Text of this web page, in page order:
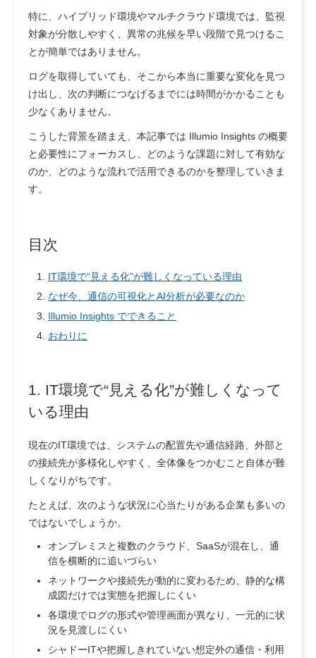
特に、ハイブリッド環境やマルチクラウド環境では、監視
対象が分散しやすく、異常の兆候を早い段階で見つけるこ
とが簡単ではありません。
ログを取得していても、そこから本当に重要な変化を見つ
け出し、次の判断につなげるまでには時間がかかることも
少なくありません。
こうした背景を踏まえ、本記事では Illumio Insights の概要
と必要性にフォーカスし、どのような課題に対して有効な
のか、どのような流れで活用できるのかを整理していきま
す。
目次
IT環境で“見える化”が難しくなっている理由
なぜ今、通信の可視化とAI分析が必要なのか
Illumio Insights でできること
おわりに
1. IT環境で“見える化”が難しくなって
いる理由
現在のIT環境では、システムの配置先や通信経路、外部と
の接続先が多様化しやすく、全体像をつかむこと自体が難
しくなりがちです。
たとえば、次のような状況に心当たりがある企業も多いの
ではないでしょうか。
オンプレミスと複数のクラウド、SaaSが混在し、通
信を横断的に追いづらい
ネットワークや接続先が動的に変わるため、静的な構
成図だけでは実態を把握しにくい
各環境でログの形式や管理画面が異なり、一元的に状
況を見渡しにくい
シャドーITや把握しきれていない想定外の通信・利用